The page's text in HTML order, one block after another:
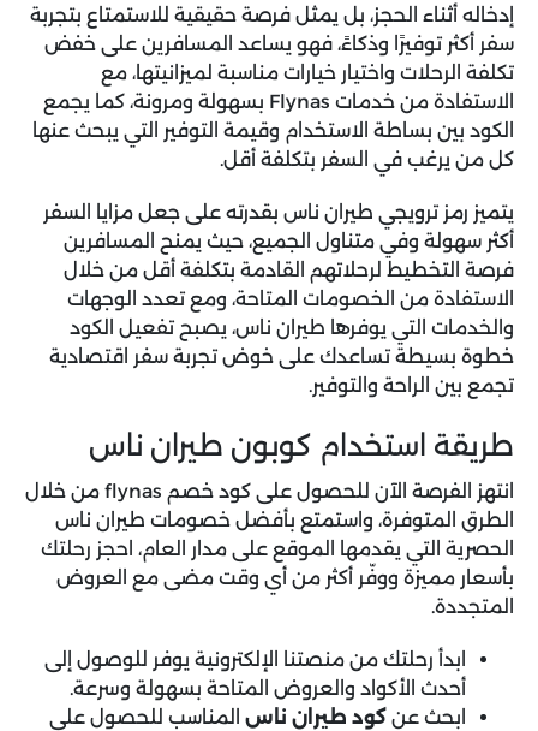
إدخاله أثناء الحجز، بل يمثل فرصة حقيقية للاستمتاع بتجربة
سفر أكثر توفيرًا وذكاءً، فهو يساعد المسافرين على خفض
تكلفة الرحلات واختيار خيارات مناسبة لميزانيتها، مع
الاستفادة من خدمات Flynas بسهولة ومرونة، كما يجمع
الكود بين بساطة الاستخدام وقيمة التوفير التي يبحث عنها
كل من يرغب في السفر بتكلفة أقل.
يتميز رمز ترويجي طيران ناس بقدرته على جعل مزايا السفر
أكثر سهولة وفي متناول الجميع، حيث يمنح المسافرين
فرصة التخطيط لرحلاتهم القادمة بتكلفة أقل من خلال
الاستفادة من الخصومات المتاحة، ومع تعدد الوجهات
والخدمات التي يوفرها طيران ناس، يصبح تفعيل الكود
خطوة بسيطة تساعدك على خوض تجربة سفر اقتصادية
تجمع بين الراحة والتوفير.
طريقة استخدام كوبون طيران ناس
انتهز الفرصة الآن للحصول على كود خصم flynas
من خلال
الطرق المتوفرة، واستمتع بأفضل خصومات طيران ناس
الحصرية التي يقدمها الموقع على مدار العام، احجز رحلتك
بأسعار مميزة ووفّر أكثر من أي وقت مضى مع العروض
المتجددة.
ابدأ رحلتك من منصتنا الإلكترونية يوفر للوصول إلى
أحدث الأكواد والعروض المتاحة بسهولة وسرعة.
ابحث عن كود طيران ناس المناسب للحصول على